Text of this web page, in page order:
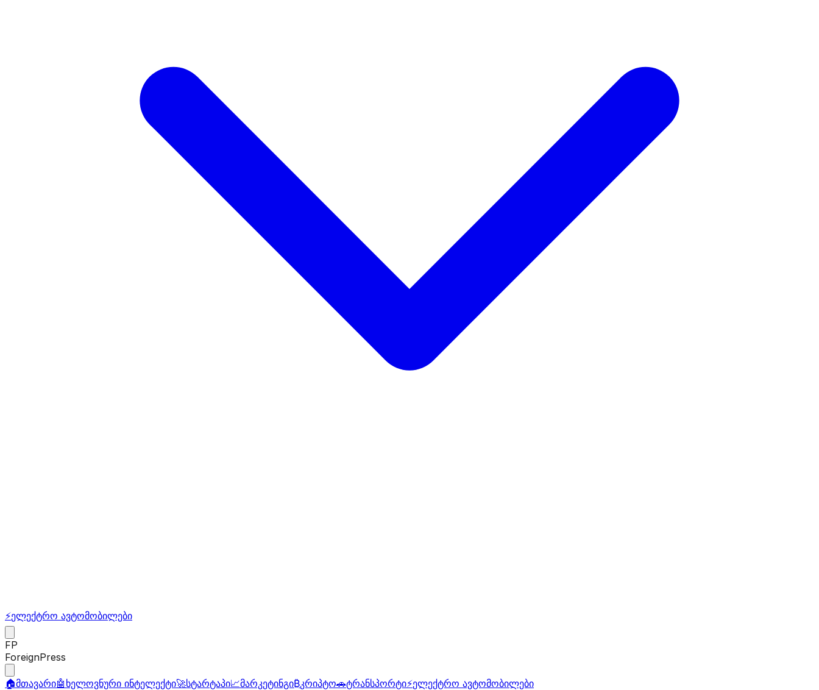
⚡ელექტრო ავტომობილები
FP
ForeignPress
🏠მთავარი🤖 ხელოვნური ინტელექტი🚀სტარტაპი📈მარკეტინგი₿კრიპტო🚗ტრანსპორტი⚡ელექტრო ავტომობილები